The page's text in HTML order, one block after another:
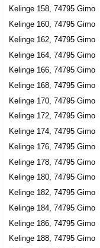
Kelinge 158, 74795 Gimo
Kelinge 160, 74795 Gimo
Kelinge 162, 74795 Gimo
Kelinge 164, 74795 Gimo
Kelinge 166, 74795 Gimo
Kelinge 168, 74795 Gimo
Kelinge 170, 74795 Gimo
Kelinge 172, 74795 Gimo
Kelinge 174, 74795 Gimo
Kelinge 176, 74795 Gimo
Kelinge 178, 74795 Gimo
Kelinge 180, 74795 Gimo
Kelinge 182, 74795 Gimo
Kelinge 184, 74795 Gimo
Kelinge 186, 74795 Gimo
Kelinge 188, 74795 Gimo